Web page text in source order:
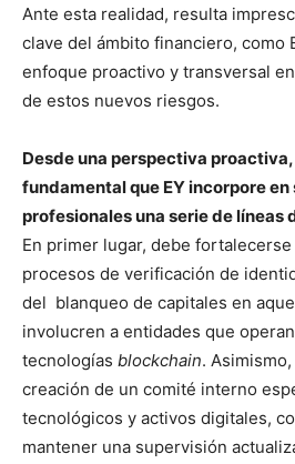
Ante esta realidad, resulta
clave del ámbito financiero, como
enfoque proactivo y transversal
de estos nuevos riesgos.
Desde una perspectiva
fundamental que EY incorpore
profesionales una serie de líneas
En primer lugar, debe
procesos de verificación de
del blanqueo de capitales en
involucren a entidades que
tecnologías blockchain.
creación de un comité interno
tecnológicos y activos digitales,
mantener una supervisión